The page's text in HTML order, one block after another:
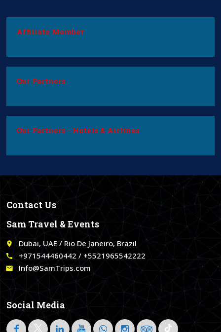
Affiliate Member
Our Partners
Our Partners - Hotels & Airlines
Contact Us
Sam Travel & Events
place Dubai, UAE / Rio De Janeiro, Brazil
call +971544460442 / +5521965542222
email Info@SamTrips.com
Social Media